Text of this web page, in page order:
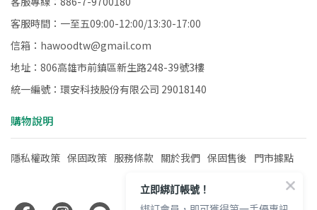
客服時間：一至五09:00-12:00/13:30-17:00
信箱：hawoodtw@gmail.com
地址：806高雄市前鎮區新生路248-39號3樓
統一編號：環安科技股份有限公司 29018140
購物說明
隱私權政策 保固政策 服務條款 關於我們 保固售後 門市據點
立即綁訂帳號！